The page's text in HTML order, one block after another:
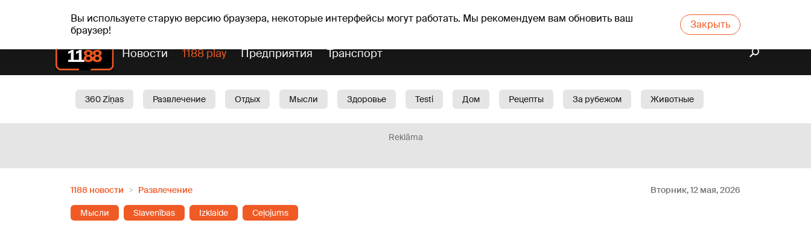
Вы используете старую версию браузера, некоторые интерфейсы могут работать. Мы рекомендуем вам обновить ваш
браузер!
Закрыть
сб, 08.08.2026. +19°C Mudīte, Vladislava, Vladislavs Прогноз погоды Гороскопы
Новости 1188 play Предприятия Транспорт
360 Ziņas Развлечение Отдых Мысли Здоровье Testi Дом Рецепты За рубежом
Животные
Reklāma
1188 новости Развлечение Вторник, 12 мая, 2026
Мысли Slavenības Izklaide Ceļojums